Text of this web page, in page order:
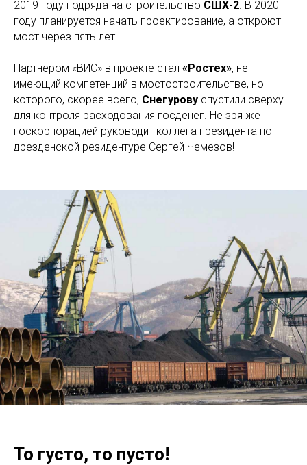
2019 году подряда на строительство СШХ-2. В 2020
году планируется начать проектирование, а откроют
мост через пять лет.
Партнёром «ВИС» в проекте стал «Ростех», не
имеющий компетенций в мостостроительстве, но
которого, скорее всего, Снегурову спустили сверху
для контроля расходования госденег. Не зря же
госкорпорацией руководит коллега президента по
дрезденской резидентуре Сергей Чемезов!
То густо, то пусто!